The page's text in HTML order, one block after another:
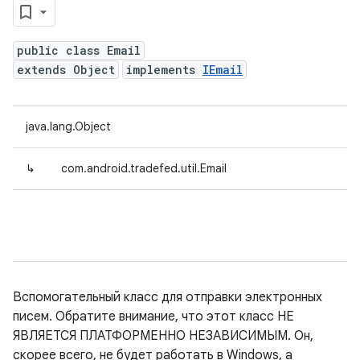
public class Email
extends Object
implements IEmail
java.lang.Object
↳ com.android.tradefed.util.Email
Вспомогательный класс для отправки электронных
писем. Обратите внимание, что этот класс НЕ
ЯВЛЯЕТСЯ ПЛАТФОРМЕННО НЕЗАВИСИМЫМ. Он,
скорее всего, не будет работать в Windows, а